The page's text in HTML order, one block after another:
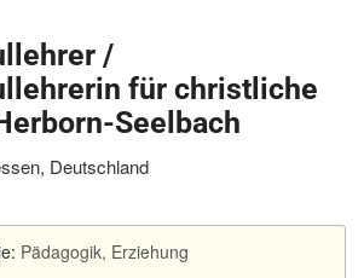
/
für christliche
Seelbach
Deutschland
Pädagogik, Erziehung